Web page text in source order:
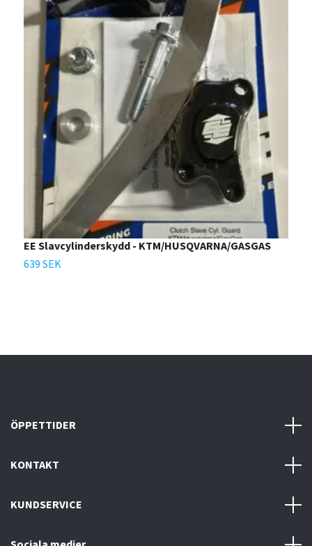
EE Slavcylinderskydd - KTM/HUSQVARNA/GASGAS
639 SEK
ÖPPETTIDER
KONTAKT
KUNDSERVICE